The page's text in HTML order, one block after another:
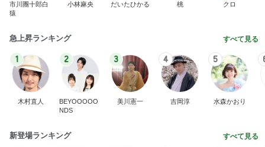
市川團十郎白
猿
小林麻央 だいたひかる 桃 クロ
急上昇ランキング すべて見る
1
木村直人
2
BEYOOOOO
NDS
3
美川憲一
4
吉岡淳
5
水森かおり
新登場ランキング すべて見る